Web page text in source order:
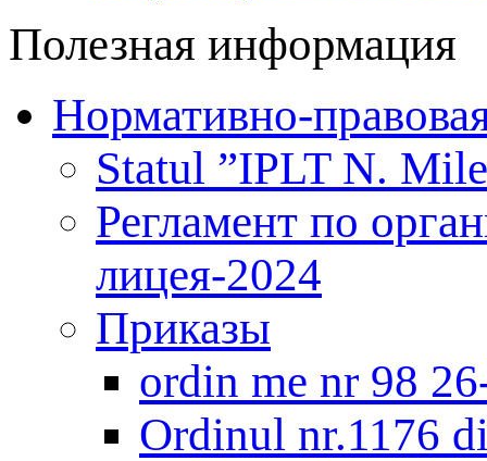
Полезная информация
Нормативно-
Statul ”IPLT N.
Регламент по
лицея-2024
Приказы
ordin me nr 98
Оrdinul nr.1176